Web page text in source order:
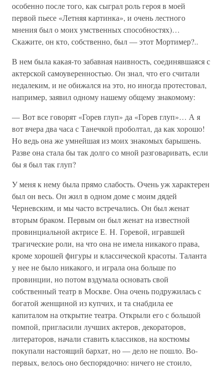
особенно после того, как сыграл роль героя в моей
первой пьесе «Летняя картинка», и очень лестного
мнения был о моих умственных способностях)…
Скажите, он кто, собственно, был — этот Мортимер?..
В нем была какая-то забавная наивность, соединявшаяся с
актерской самоуверенностью. Он знал, что его считали
недалеким, и не обижался на это, но иногда протестовал,
например, заявил одному нашему общему знакомому:
— Вот все говорят «Горев глуп» да «Горев глуп»… А я
вот вчера два часа с Танечкой проболтал, да как хорошо!
Но ведь она же умнейшая из моих знакомых барышень.
Разве она стала бы так долго со мной разговаривать, если
бы я был так глуп?
У меня к нему была прямо слабость. Очень уж характерен
был он весь. Он жил в одном доме с моим дядей
Черневским, и мы часто встречались. Он был женат
вторым браком. Первым он был женат на известной
провинциальной актрисе Е. Н. Горевой, игравшей
трагические роли, на что она не имела никакого права,
кроме хорошей фигуры и классической красоты. Таланта
у нее не было никакого, и играла она больше по
провинции, но потом вздумала основать свой
собственный театр в Москве. Она очень подружилась с
богатой женщиной из купчих, и та снабдила ее
капиталом на открытие театра. Открыли его с большой
помпой, пригласили лучших актеров, декораторов,
литераторов, начали ставить классиков, на костюмы
покупали настоящий бархат, но — дело не пошло. Во-
первых, велось оно беспорядочно: ничего не стоило,